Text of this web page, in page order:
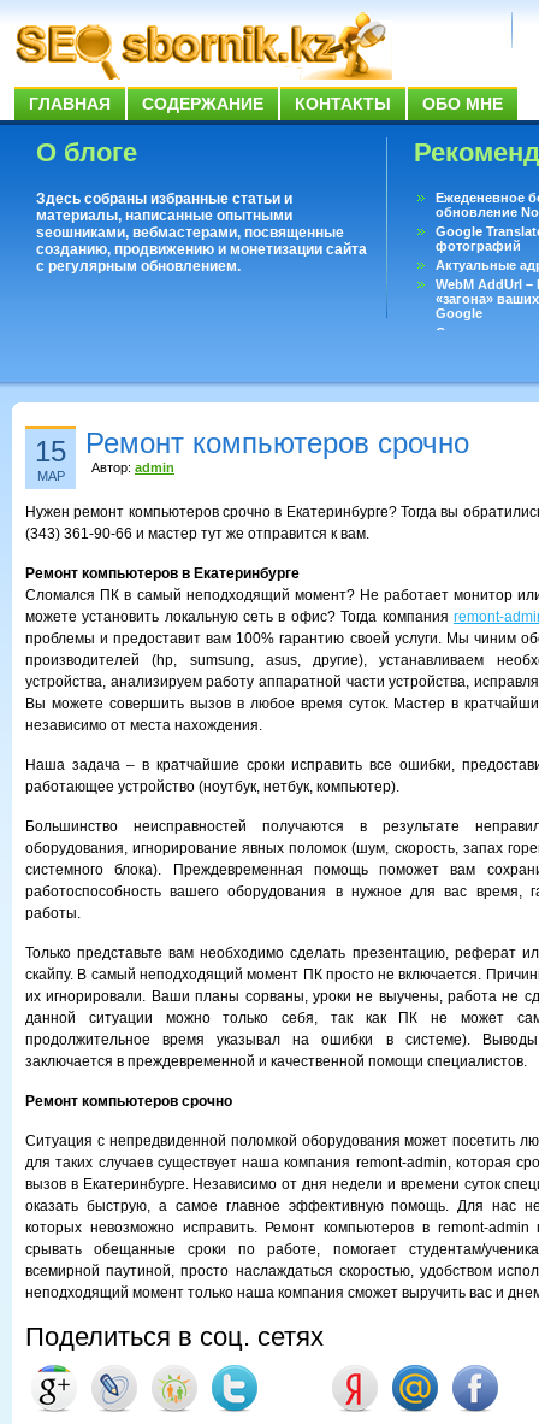
ГЛАВНАЯ СОДЕРЖАНИЕ КОНТАКТЫ ОБО МНЕ
О блоге
Здесь собраны избранные статьи и
материалы, написанные опытными
seoшниками, вебмастерами, посвященные
созданию, продвижению и монетизации сайта
с регулярным обновлением.
Ежеденевное
обновление
Google
фотографий
Актуальные
WebM AddUrl
«загона»
Google
Существует
15
МАР
Ремонт компьютеров срочно
Автор: admin
Нужен ремонт компьютеров срочно в Екатеринбурге? Тогда вы
(343) 361-90-66 и мастер тут же отправится к вам.
Ремонт компьютеров в Екатеринбурге
Сломался ПК в самый неподходящий момент? Не работает монитор
можете установить локальную сеть в офис? Тогда компания remont-
проблемы и предоставит вам 100% гарантию своей услуги. Мы чиним
производителей (hp, sumsung, asus, другие), устанавливаем
устройства, анализируем работу аппаратной части устройства,
Вы можете совершить вызов в любое время суток. Мастер в
независимо от места нахождения.
Наша задача – в кратчайшие сроки исправить все ошибки,
работающее устройство (ноутбук, нетбук, компьютер).
Большинство неисправностей получаются в результате
оборудования, игнорирование явных поломок (шум, скорость, запах
системного блока). Преждевременная помощь поможет вам
работоспособность вашего оборудования в нужное для вас время,
работы.
Только представьте вам необходимо сделать презентацию, реферат
скайпу. В самый неподходящий момент ПК просто не включается.
их игнорировали. Ваши планы сорваны, уроки не выучены, работа не
данной ситуации можно только себя, так как ПК не может
продолжительное время указывал на ошибки в системе).
заключается в преждевременной и качественной помощи специалистов.
Ремонт компьютеров срочно
Ситуация с непредвиденной поломкой оборудования может посетить
для таких случаев существует наша компания remont-admin, которая
вызов в Екатеринбурге. Независимо от дня недели и времени суток
оказать быструю, а самое главное эффективную помощь. Для нас
которых невозможно исправить. Ремонт компьютеров в remont-admin
срывать обещанные сроки по работе, помогает студентам/
всемирной паутиной, просто наслаждаться скоростью, удобством
неподходящий момент только наша компания сможет выручить вас и
Поделиться в соц. сетях